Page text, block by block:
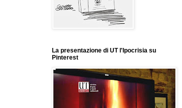
La presentazione di UT l'Ipocrisia su
Pinterest